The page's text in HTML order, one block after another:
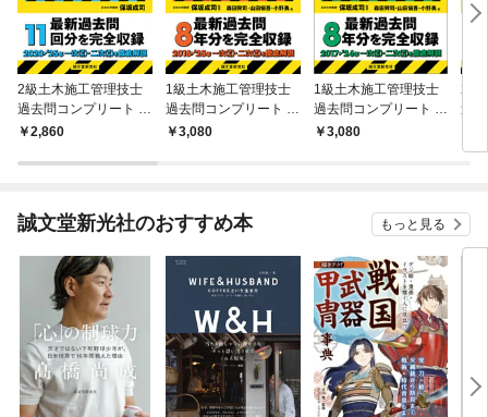
2級土木施工管理技士
過去問コンプリート 2
026年版
2,860
1級土木施工管理技士
過去問コンプリート 2
026年版
3,080
1級土木施工管理技士
過去問コンプリート 2
025年版
3,080
2級
過
誠文堂新光社のおすすめ本 もっと見る